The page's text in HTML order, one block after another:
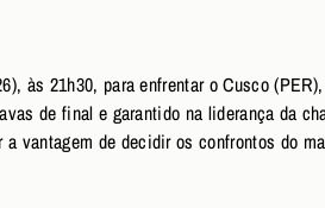
às 21h30, para enfrentar o Cusco
de final e garantido na liderança da
vantagem de decidir os confrontos do